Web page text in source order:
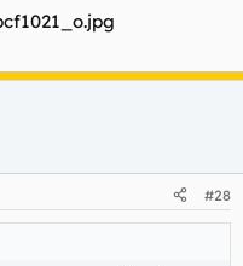
#28